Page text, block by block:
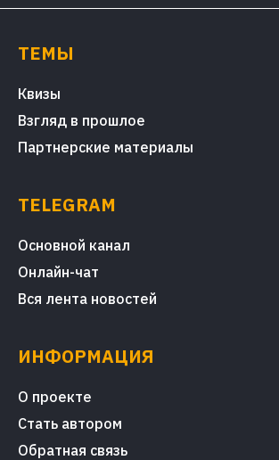
ТЕМЫ
Квизы
Взгляд в прошлое
Партнерские материалы
TELEGRAM
Основной канал
Онлайн-чат
Вся лента новостей
ИНФОРМАЦИЯ
О проекте
Стать автором
Обратная связь